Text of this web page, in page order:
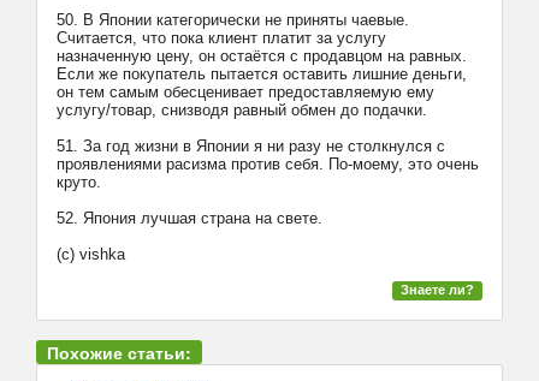
50. В Японии категорически не приняты чаевые.
Считается, что пока клиент платит за услугу
назначенную цену, он остаётся с продавцом на равных.
Если же покупатель пытается оставить лишние деньги,
он тем самым обесценивает предоставляемую ему
услугу/товар, снизводя равный обмен до подачки.
51. За год жизни в Японии я ни разу не столкнулся с
проявлениями расизма против себя. По-моему, это очень
круто.
52. Япония лучшая страна на свете.
(с) vishka
Знаете ли?
Похожие статьи: